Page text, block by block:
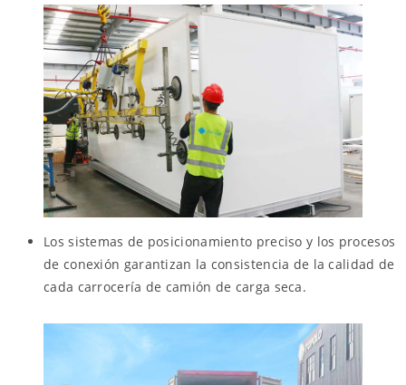
Los sistemas de posicionamiento preciso y los procesos
de conexión garantizan la consistencia de la calidad de
cada carrocería de camión de carga seca.